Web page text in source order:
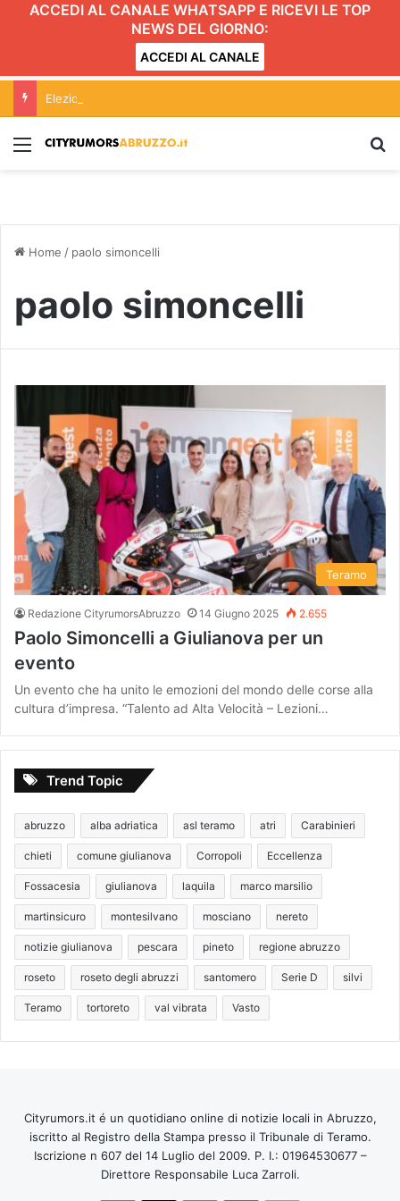
ACCEDI AL CANALE WHATSAPP E RICEVI LE TOP
NEWS DEL GIORNO:
ACCEDI AL CANALE
Menu
Home / paolo simoncelli
paolo simoncelli
Teramo
Redazione CityrumorsAbruzzo 14 Giugno 2025 2.655
Paolo Simoncelli a Giulianova per un
evento
Un evento che ha unito le emozioni del mondo delle corse alla
cultura d’impresa. “Talento ad Alta Velocità – Lezioni…
Trend Topic
abruzzo alba adriatica asl teramo atri Carabinieri
chieti comune giulianova Corropoli Eccellenza
Fossacesia giulianova laquila marco marsilio
martinsicuro montesilvano mosciano nereto
notizie giulianova pescara pineto regione abruzzo
roseto roseto degli abruzzi santomero Serie D silvi
Teramo tortoreto val vibrata Vasto
Cityrumors.it é un quotidiano online di notizie locali in Abruzzo,
iscritto al Registro della Stampa presso il Tribunale di Teramo.
Iscrizione n 607 del 14 Luglio del 2009. P. I.: 01964530677 –
Direttore Responsabile Luca Zarroli.